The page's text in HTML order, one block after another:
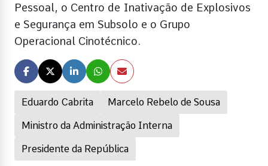
Eduardo Cabrita Marcelo Rebelo de Sousa
Ministro da Administração Interna
Presidente da República
Pessoal, o Centro de Inativação de Explosivos
e Segurança em Subsolo e o Grupo
Operacional Cinotécnico.